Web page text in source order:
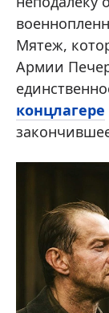
Мятеж,
Армии
концлагере